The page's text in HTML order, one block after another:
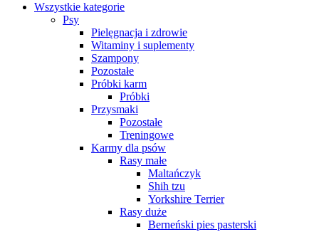
Wszystkie kategorie
Psy
Pielęgnacja i zdrowie
Witaminy i suplementy
Szampony
Pozostałe
Próbki karm
Próbki
Przysmaki
Pozostałe
Treningowe
Karmy dla psów
Rasy małe
Maltańczyk
Shih tzu
Yorkshire Terrier
Rasy duże
Berneński pies pasterski